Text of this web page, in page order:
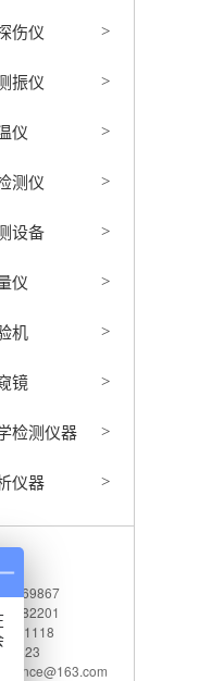
伤仪 >
振仪 >
仪 >
测仪 >
设备 >
仪 >
机 >
镜 >
检测仪器 >
仪器 >
1118